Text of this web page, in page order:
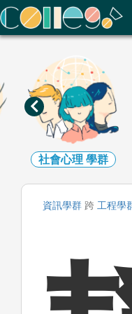
ColleGo! 大學選才與高中育
社會心理 學群
資訊學群 跨 工程學